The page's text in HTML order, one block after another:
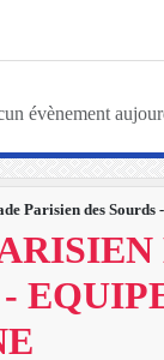
Parisien des Sourds
évènement